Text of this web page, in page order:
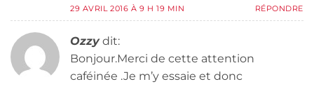
29 AVRIL 2016 À 9 H 19 MIN RÉPONDRE
Ozzy dit:
Bonjour.Merci de cette attention
caféinée .Je m’y essaie et donc